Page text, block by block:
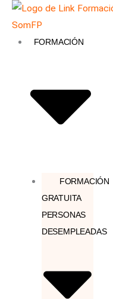
contenidoFORMACIÓN
FORMACIÓN
GRATUITA
PERSONAS
DESEMPLEADAS
Búsqueda
productos